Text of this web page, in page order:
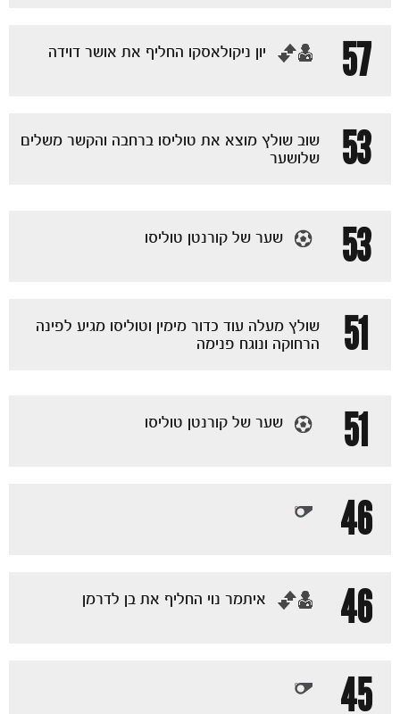
ותוצאות
57 ‏יון ניקולאסקו החליף את אושר דוידה
53
שוב שולץ מוצא את טוליסו ברחבה והקשר משלים
שלושער
53 שער של קורנטן טוליסו
51
שולץ מעלה עוד כדור מימין וטוליסו מגיע לפינה
הרחוקה ונוגח פנימה
51 שער של קורנטן טוליסו
46
46
‏איתמר נוי החליף את בן לדרמן
45